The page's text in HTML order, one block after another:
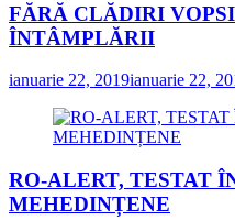
FĂRĂ CLĂDIRI
ÎNTÂMPLĂRII
ianuarie 22, 2019ianuarie 22,
RO-ALERT, TESTAT
MEHEDINȚENE